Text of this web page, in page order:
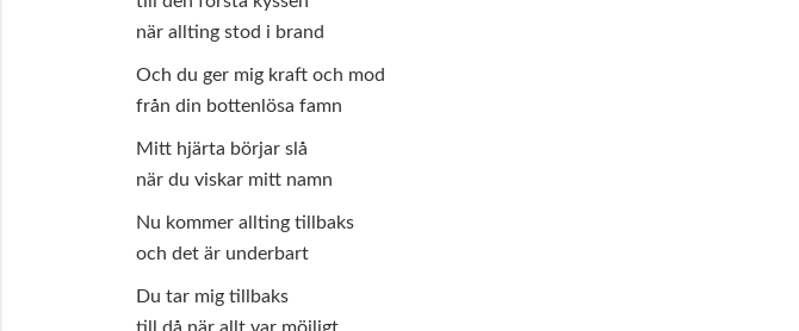
när allting stod i brand
Och du ger mig kraft och mod
från din bottenlösa famn
Mitt hjärta börjar slå
när du viskar mitt namn
Nu kommer allting tillbaks
och det är underbart
Du tar mig tillbaks
till då när allt var möjligt